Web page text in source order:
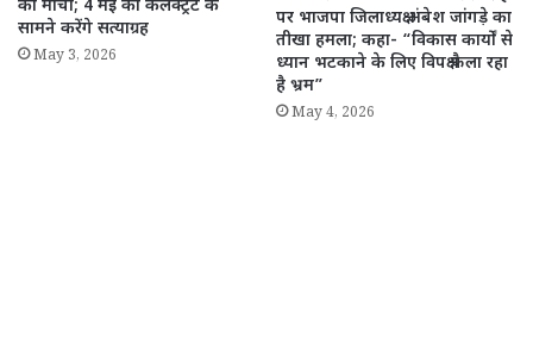
का मोर्चा; 4 मई को कलेक्ट्रेट के
सामने करेंगे सत्याग्रह
May 3, 2026
पर भाजपा जिलाध्यक्ष अंबेश जांगड़े का
तीखा हमला; कहा- “विकास कार्यों से
ध्यान भटकाने के लिए विपक्ष फैला रहा
है भ्रम”
May 4, 2026